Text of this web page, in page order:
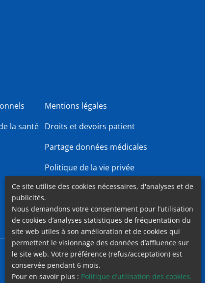
la santé
Mentions légales
Droits et devoirs patient
Partage données médicales
Politique de la vie privée
Gender Equality Plan
AccessibilitéContact Mentions légales
Ce site utilise des cookies nécessaires, d'analyses et de
publicités.
Nous demandons votre consentement pour l’utilisation
de cookies d’analyses statistiques de fréquentation du
site web utiles à son amélioration et de cookies qui
permettent le visionnage des données d’affluence sur
le site web. Votre préférence (refus/acceptation) est
conservée pendant 6 mois.
Pour en savoir plus : Politique d’utilisation des cookies.